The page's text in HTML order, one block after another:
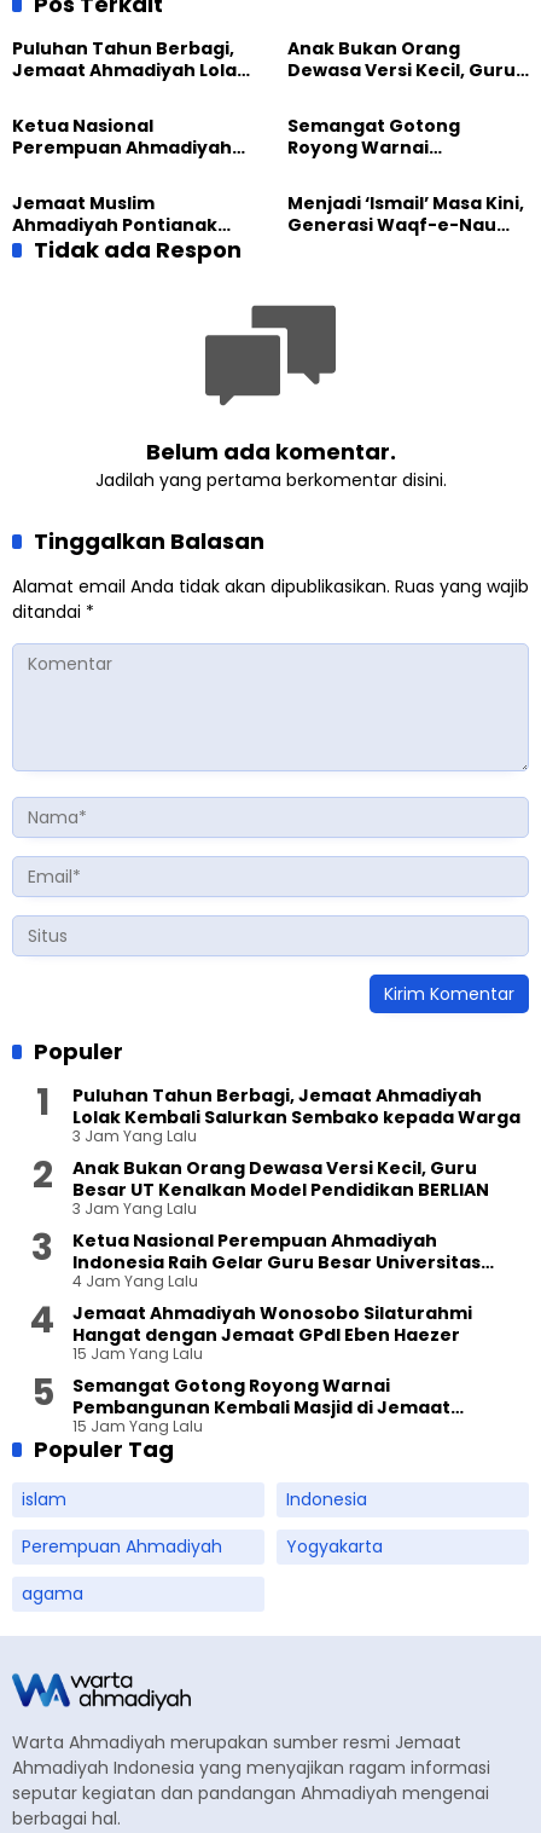
Puluhan Tahun Berbagi,
Jemaat Ahmadiyah Lolak
Sembako kepada Warga
Anak Bukan Orang
Dewasa Versi Kecil, Guru
Pendidikan BERLIAN
Ketua Nasional
Perempuan Ahmadiyah
Besar Universitas
Terbuka
Semangat Gotong
Royong Warnai
Masjid di Jemaat
Ahmadiyah Sukapura
Jemaat Muslim
Ahmadiyah Pontianak
dan Gereja Katedral
Perkuat Kolaborasi Sosial
Menjadi ‘Ismail’ Masa Kini,
Generasi Waqf-e-Nau
Tidak ada Respon
Belum ada komentar.
Jadilah yang pertama berkomentar disini.
Tinggalkan Balasan
Alamat email Anda tidak akan dipublikasikan. Ruas yang wajib
ditandai *
Populer
Puluhan Tahun Berbagi, Jemaat Ahmadiyah
Lolak Kembali Salurkan Sembako kepada Warga
3 Jam Yang Lalu
Anak Bukan Orang Dewasa Versi Kecil, Guru
Besar UT Kenalkan Model Pendidikan BERLIAN
3 Jam Yang Lalu
Ketua Nasional Perempuan Ahmadiyah
Indonesia Raih Gelar Guru Besar Universitas
Terbuka
4 Jam Yang Lalu
Jemaat Ahmadiyah Wonosobo Silaturahmi
Hangat dengan Jemaat GPdI Eben Haezer
15 Jam Yang Lalu
Semangat Gotong Royong Warnai
Pembangunan Kembali Masjid di Jemaat
Ahmadiyah Sukapura
15 Jam Yang Lalu
Populer Tag
islam
Indonesia
Perempuan Ahmadiyah
Yogyakarta
agama
Warta Ahmadiyah merupakan sumber resmi Jemaat
Ahmadiyah Indonesia yang menyajikan ragam informasi
seputar kegiatan dan pandangan Ahmadiyah mengenai
berbagai hal.